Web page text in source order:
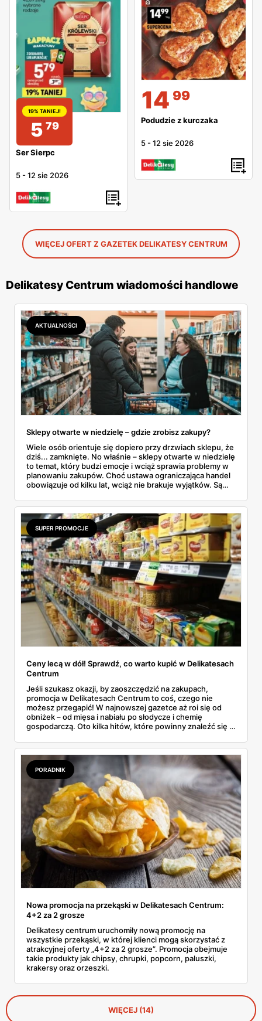
19% TANIEJ!
5 79
Ser Sierpc
5 -12 sie 2026
14 99
Podudzie z kurczaka
5 -12 sie 2026
WIĘCEJ OFERT Z GAZETEK DELIKATESY CENTRUM
Delikatesy Centrum wiadomości handlowe
AKTUALNOŚCI
Sklepy otwarte w niedzielę – gdzie zrobisz zakupy?
Wiele osób orientuje się dopiero przy drzwiach sklepu, że
dziś... zamknięte. No właśnie – sklepy otwarte w niedzielę
to temat, który budzi emocje i wciąż sprawia problemy w
planowaniu zakupów. Choć ustawa ograniczająca handel
obowiązuje od kilku lat, wciąż nie brakuje wyjątków. Są
jak to wygląda w praktyce? Czy mały osiedlowy sklepik
może działać? A co z Żabką czy stacjami benzynowymi? W
tym artykule rozwiewamy wątpliwości i pokazujemy, gdzie
w niedzielę można coś kupić – bez nerwów i krążenia po
mieście.
SUPER PROMOCJE
Ceny lecą w dół! Sprawdź, co warto kupić w Delikatesach
Centrum
Jeśli szukasz okazji, by zaoszczędzić na zakupach,
promocja w Delikatesach Centrum to coś, czego nie
możesz przegapić! W najnowszej gazetce aż roi się od
obniżek – od mięsa i nabiału po słodycze i chemię
gospodarczą. Oto kilka hitów, które powinny znaleźć się w
PORADNIK
Nowa promocja na przekąski w Delikatesach Centrum:
4+2 za 2 grosze
Delikatesy centrum uruchomiły nową promocję na
wszystkie przekąski, w której klienci mogą skorzystać z
atrakcyjnej oferty „4+2 za 2 grosze”. Promocja obejmuje
takie produkty jak chipsy, chrupki, popcorn, paluszki,
krakersy oraz orzeszki.
WIĘCEJ (14)